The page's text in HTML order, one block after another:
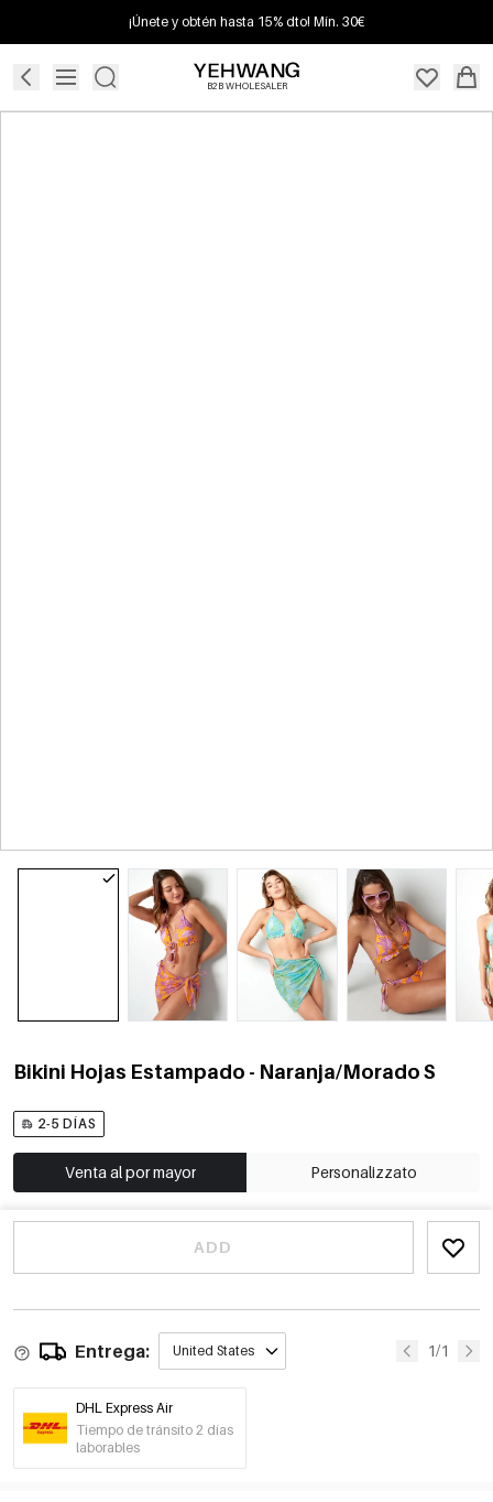
¡Únete y obtén hasta 15% dto! Mín. 30€
B2B WHOLESALER
Bikini Hojas Estampado - Naranja/Morado S
2-5 DÍAS
Venta al por mayor Personalizzato
ADD
Entrega: United States 1/1
DHL Express Air
Tiempo de tránsito 2 días
laborables